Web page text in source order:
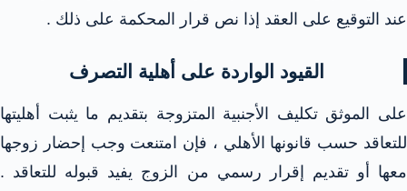
عند التوقيع على العقد إذا نص قرار المحكمة على ذلك .
القيود الواردة على أهلية التصرف
على الموثق تكليف الأجنبية المتزوجة بتقديم ما يثبت أهليتها
للتعاقد حسب قانونها الأهلي ، فإن امتنعت وجب إحضار زوجها
معها أو تقديم إقرار رسمي من الزوج يفيد قبوله للتعاقد .